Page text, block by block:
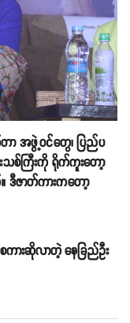
ာ အဖွဲ့ဝင်တွေ၊ ပြည်ပ
စ်ကြီးကို ရိုက်ကူးတော့
ဒီဇာတ်ကားကတော့
ကားဆိုလာတဲ့ နေခြည်ဦး